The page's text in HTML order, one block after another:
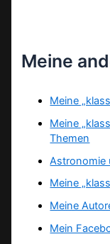
Meine
Meine
Meine
Themen
Astronomie
Meine
Meine
Mein